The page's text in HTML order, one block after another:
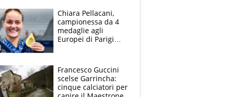
Chiara Pellacani,
campionessa da 4
medaglie agli
Europei di Parigi
giornalista, mamma
Francesca
Insegnante e il
fratello calciatore
Francesco Guccini
scelse Garrincha:
cinque calciatori per